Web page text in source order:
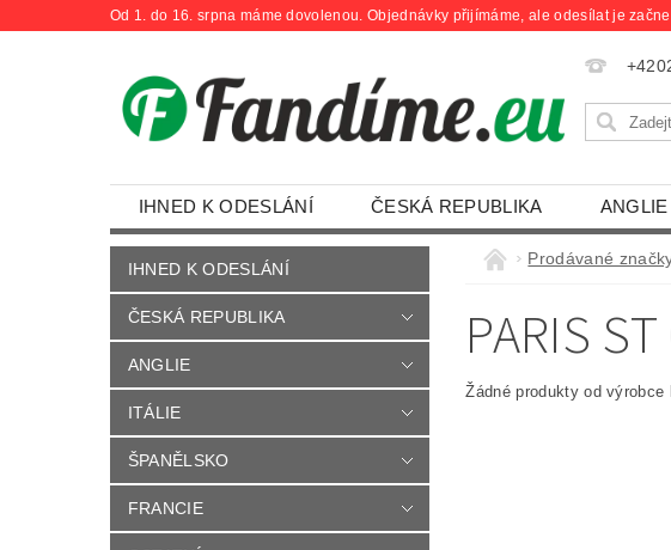
Od 1. do 16. srpna máme dovolenou. Objednávky přijímáme, ale odesílat je
IHNED K ODESLÁNÍ ČESKÁ REPUBLIKA ANGLIE
OBCHODNÍ PODMÍNKY KONTAKTY
IHNED K ODESLÁNÍ
ČESKÁ REPUBLIKA
ANGLIE
ITÁLIE
ŠPANĚLSKO
FRANCIE
Prodávané
PARIS
Žádné produkty od výrobce